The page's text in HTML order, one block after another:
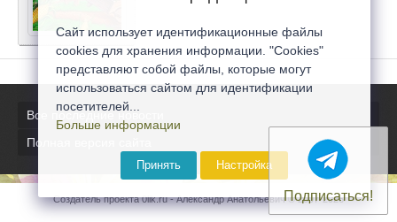
Все последние новости
Полная версия сайта
Создатель проекта 0lik.ru - Александр Анатольевич © 2007-2026
Подписаться!
Сайт использует идентификационные файлы
cookies для хранения информации. "Cookies"
представляют собой файлы, которые могут
использоваться сайтом для идентификации
посетителей...
Больше информации
Принять Настройка